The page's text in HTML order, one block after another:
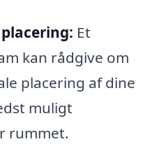
Et
kan rådgive om
placering af dine
muligt
rummet.